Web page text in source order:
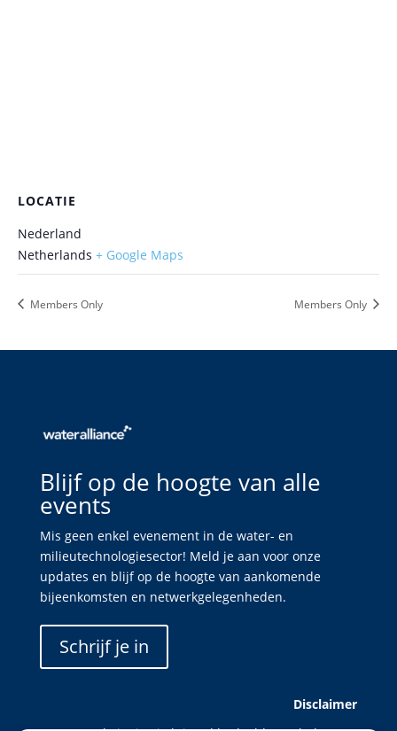
LOCATIE
Nederland
Netherlands + Google Maps
Members Only Members Only
Blijf op de hoogte van alle
events
Mis geen enkel evenement in de water- en
milieutechnologiesector! Meld je aan voor onze
updates en blijf op de hoogte van aankomende
bijeenkomsten en netwerkgelegenheden.
Schrijf je in
Disclaimer